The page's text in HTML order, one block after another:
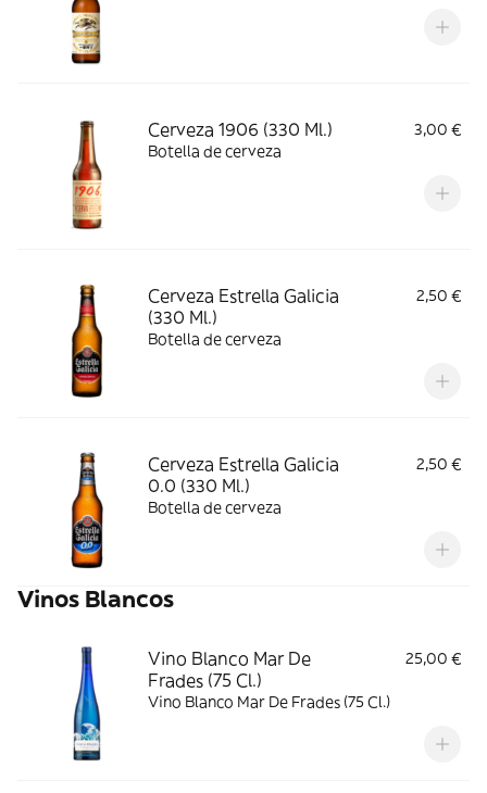
Cerveza 1906 (330 Ml.)
3,00 €
Botella de cerveza
Cerveza Estrella Galicia
(330 Ml.)
2,50 €
Botella de cerveza
Cerveza Estrella Galicia
0.0 (330 Ml.)
2,50 €
Botella de cerveza
Vinos Blancos
Vino Blanco Mar De
Frades (75 Cl.)
25,00 €
Vino Blanco Mar De Frades (75 Cl.)